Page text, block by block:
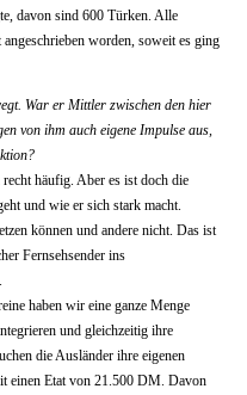
davon sind 600 Türken. Alle
worden, soweit es ging
War er Mittler zwischen den hier
von ihm auch eigene Impulse aus,
häufig. Aber es ist doch die
und wie er sich stark macht.
können und andere nicht. Das ist
Fernsehsender ins
haben wir eine ganze Menge
und gleichzeitig ihre
die Ausländer ihre eigenen
einen Etat von 21.500 DM. Davon